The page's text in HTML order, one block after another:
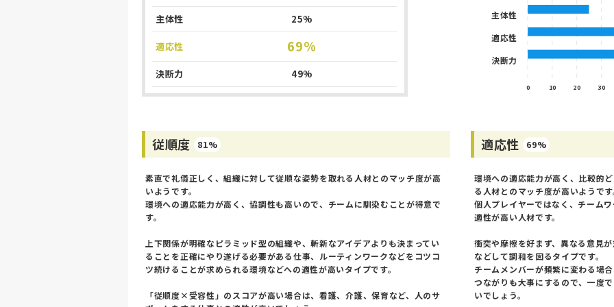
主体性
25%
適応性 69%
決断力 49%
0 10 20 30
主体性
適応性
決断力
従順度 81%
素直で礼儀正しく、組織に対して従順な姿勢を取れる人材とのマッチ度が高
いようです。
環境への適応能力が高く、協調性も高いので、チームに馴染むことが得意で
す。
上下関係が明確なピラミッド型の組織や、斬新なアイデアよりも決まってい
ることを正確にやり遂げる必要がある仕事、ルーティンワークなどをコツコ
ツ続けることが求められる環境などへの適性が高いタイプです。
「従順度×受容性」のスコアが高い場合は、看護、介護、保育など、人のサ
適応性 69%
環境への適応能力が高く、比較的
る人材とのマッチ度が高いようで
個人プレイヤーではなく、チーム
適性が高い人材です。
衝突や摩擦を好まず、異なる意見
などして調和を図るタイプです。
チームメンバーが頻繁に変わる場
つながりも大事にするので、一度
いでしょう。